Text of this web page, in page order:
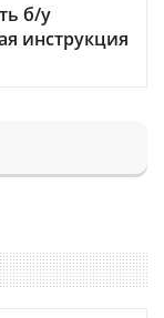
б/у
инструкция